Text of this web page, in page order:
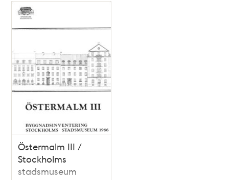
Östermalm III /
Stockholms
stadsmuseum